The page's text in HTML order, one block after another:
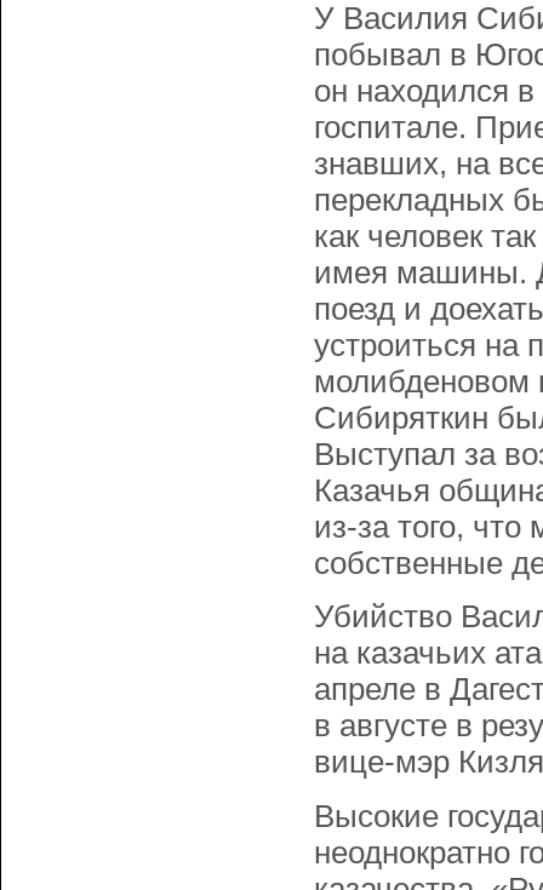
У Василия
побывал в
он находился
госпитале.
знавших, на
перекладных
как человек
имея машины.
поезд и
устроиться на
молибденовом
Сибиряткин
Выступал за
Казачья
из-за того, что
собственные
Убийство
на казачьих
апреле в
в августе в
вице-мэр
Высокие
неоднократно